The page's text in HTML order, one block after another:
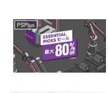
PSPlus